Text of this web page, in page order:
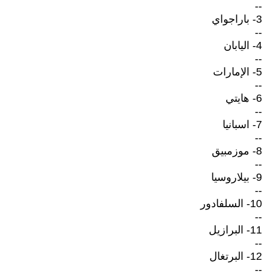
--
3- باراجواي
--
4- اليابان
--
5- الإمارات
--
6- هايتي
--
7- اسبانيا
--
8- موزمبيق
--
9- بيلاروسيا
--
10- السلفادور
--
11- البرازيل
--
12- البرتغال
--